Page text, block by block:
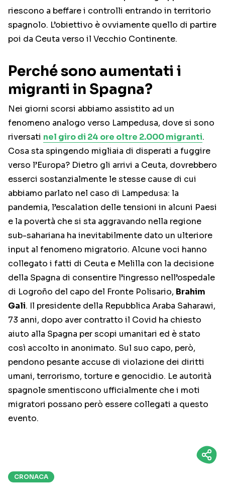
riescono a beffare i controlli entrando in territorio
spagnolo. L’obiettivo è ovviamente quello di partire
poi da Ceuta verso il Vecchio Continente.
Perché sono aumentati i
migranti in Spagna?
Nei giorni scorsi abbiamo assistito ad un
fenomeno analogo verso Lampedusa, dove si sono
riversati nel giro di 24 ore oltre 2.000 migranti.
Cosa sta spingendo migliaia di disperati a fuggire
verso l’Europa? Dietro gli arrivi a Ceuta, dovrebbero
esserci sostanzialmente le stesse cause di cui
abbiamo parlato nel caso di Lampedusa: la
pandemia, l’escalation delle tensioni in alcuni Paesi
e la povertà che si sta aggravando nella regione
sub-sahariana ha inevitabilmente dato un ulteriore
input al fenomeno migratorio. Alcune voci hanno
collegato i fatti di Ceuta e Melilla con la decisione
della Spagna di consentire l’ingresso nell’ospedale
di Logroño del capo del Fronte Polisario, Brahim
Gali. Il presidente della Repubblica Araba Saharawi,
73 anni, dopo aver contratto il Covid ha chiesto
aiuto alla Spagna per scopi umanitari ed è stato
così accolto in anonimato. Sul suo capo, però,
pendono pesante accuse di violazione dei diritti
umani, terrorismo, torture e genocidio. Le autorità
spagnole smentiscono ufficialmente che i moti
migratori possano però essere collegati a questo
evento.
CRONACA